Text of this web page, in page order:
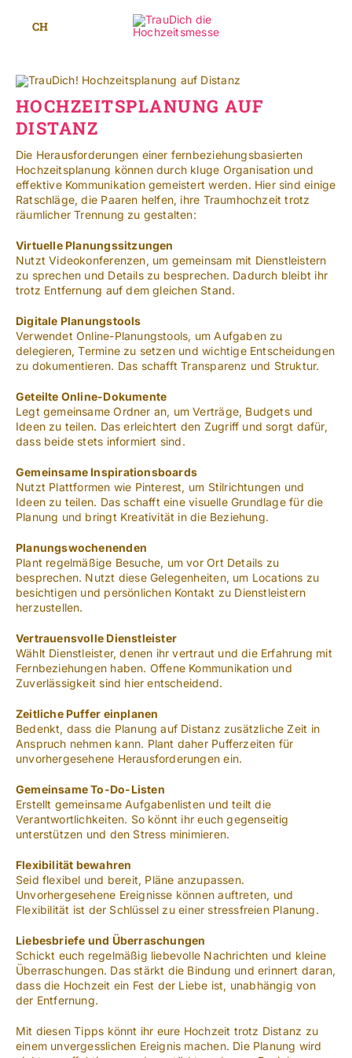
SUCHE
NACH:
CH
HOCHZEITSPLANUNG AUF
DISTANZ
Die Herausforderungen einer fernbeziehungsbasierten
Hochzeitsplanung können durch kluge Organisation und
effektive Kommunikation gemeistert werden. Hier sind einige
Ratschläge, die Paaren helfen, ihre Traumhochzeit trotz
räumlicher Trennung zu gestalten:
Virtuelle Planungssitzungen
Nutzt Videokonferenzen, um gemeinsam mit Dienstleistern
zu sprechen und Details zu besprechen. Dadurch bleibt ihr
trotz Entfernung auf dem gleichen Stand.
Digitale Planungstools
Verwendet Online-Planungstools, um Aufgaben zu
delegieren, Termine zu setzen und wichtige Entscheidungen
zu dokumentieren. Das schafft Transparenz und Struktur.
Geteilte Online-Dokumente
Legt gemeinsame Ordner an, um Verträge, Budgets und
Ideen zu teilen. Das erleichtert den Zugriff und sorgt dafür,
dass beide stets informiert sind.
Gemeinsame Inspirationsboards
Nutzt Plattformen wie Pinterest, um Stilrichtungen und
Ideen zu teilen. Das schafft eine visuelle Grundlage für die
Planung und bringt Kreativität in die Beziehung.
Planungswochenenden
Plant regelmäßige Besuche, um vor Ort Details zu
besprechen. Nutzt diese Gelegenheiten, um Locations zu
besichtigen und persönlichen Kontakt zu Dienstleistern
herzustellen.
Vertrauensvolle Dienstleister
Wählt Dienstleister, denen ihr vertraut und die Erfahrung mit
Fernbeziehungen haben. Offene Kommunikation und
Zuverlässigkeit sind hier entscheidend.
Zeitliche Puffer einplanen
Bedenkt, dass die Planung auf Distanz zusätzliche Zeit in
Anspruch nehmen kann. Plant daher Pufferzeiten für
unvorhergesehene Herausforderungen ein.
Gemeinsame To-Do-Listen
Erstellt gemeinsame Aufgabenlisten und teilt die
Verantwortlichkeiten. So könnt ihr euch gegenseitig
unterstützen und den Stress minimieren.
Flexibilität bewahren
Seid flexibel und bereit, Pläne anzupassen.
Unvorhergesehene Ereignisse können auftreten, und
Flexibilität ist der Schlüssel zu einer stressfreien Planung.
Liebesbriefe und Überraschungen
Schickt euch regelmäßig liebevolle Nachrichten und kleine
Überraschungen. Das stärkt die Bindung und erinnert daran,
dass die Hochzeit ein Fest der Liebe ist, unabhängig von
der Entfernung.
Mit diesen Tipps könnt ihr eure Hochzeit trotz Distanz zu
einem unvergesslichen Ereignis machen. Die Planung wird